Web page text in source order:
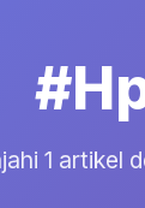
1 artikel